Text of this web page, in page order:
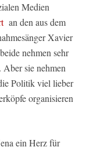
Medien
an den aus dem
Xavier
nehmen sehr
Aber sie nehmen
Politik viel lieber
organisieren
ein Herz für